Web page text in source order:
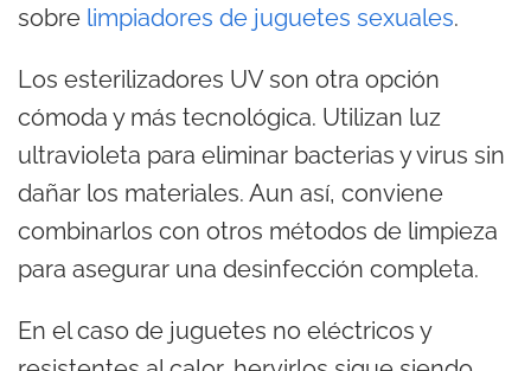
sobre limpiadores de juguetes sexuales.
Los esterilizadores UV son otra opción
cómoda y más tecnológica. Utilizan luz
ultravioleta para eliminar bacterias y virus sin
dañar los materiales. Aun así, conviene
combinarlos con otros métodos de limpieza
para asegurar una desinfección completa.
En el caso de juguetes no eléctricos y